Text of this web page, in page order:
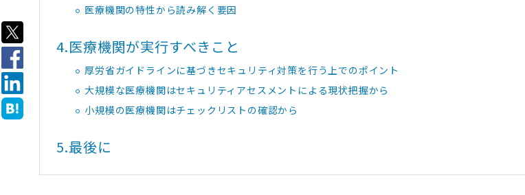
医療機関の特性から読み解く要因
4.医療機関が実行すべきこと
厚労省ガイドラインに基づきセキュリティ対策を行う上でのポイント
大規模な医療機関はセキュリティアセスメントによる現状把握から
小規模の医療機関はチェックリストの確認から
5.最後に